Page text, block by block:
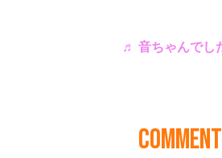
COMMENT